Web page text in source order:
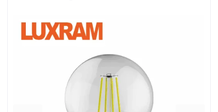
ბრენდები ბლოგი